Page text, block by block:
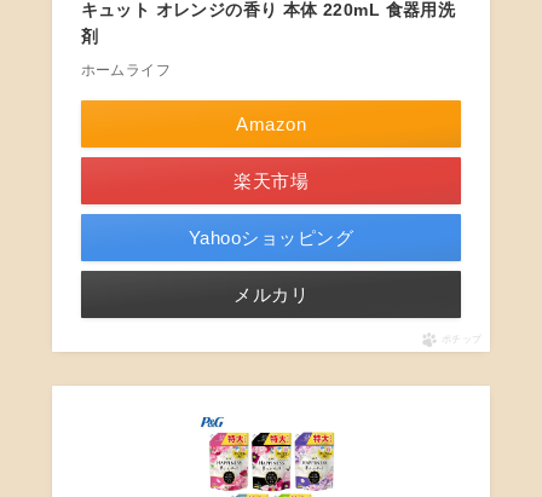
キュット オレンジの香り 本体 220mL 食器用洗
剤
ホームライフ
Amazon
楽天市場
Yahooショッピング
メルカリ
ポチップ